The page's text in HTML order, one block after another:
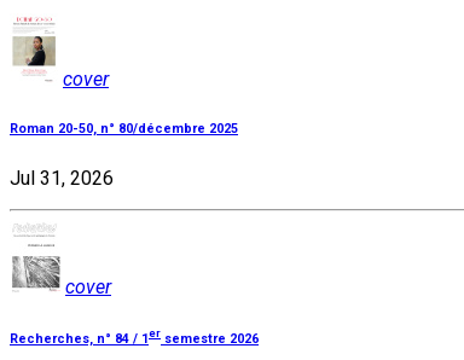
cover
Roman 20-50, n° 80/décembre 2025
Jul 31, 2026
cover
Recherches, n° 84 / 1 er semestre 2026